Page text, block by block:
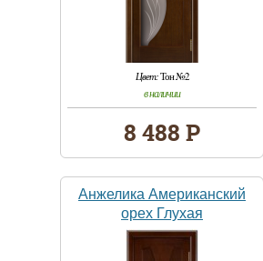
Цвет:Тон №2
в наличии
8 488 Р
Анжелика Американский
орех Глухая